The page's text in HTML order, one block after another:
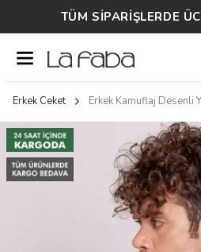
TÜM SİPARİŞLERDE
Erkek Ceket Erkek Kamuflaj Desenli